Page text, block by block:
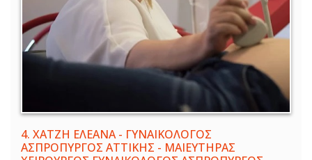
4. ΧΑΤΖΗ ΕΛΕΑΝΑ - ΓΥΝΑΙΚΟΛΟΓΟΣ
ΑΣΠΡΟΠΥΡΓΟΣ ΑΤΤΙΚΗΣ - ΜΑΙΕΥΤΗΡΑΣ